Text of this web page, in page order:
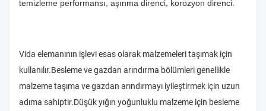
temizleme performansı, aşınma direnci, korozyon direnci.
Vida elemanının işlevi esas olarak malzemeleri taşımak için
kullanılır.Besleme ve gazdan arındırma bölümleri genellikle
malzeme taşıma ve gazdan arındırmayı iyileştirmek için uzun
adıma sahiptir.Düşük yığın yoğunluklu malzeme için besleme